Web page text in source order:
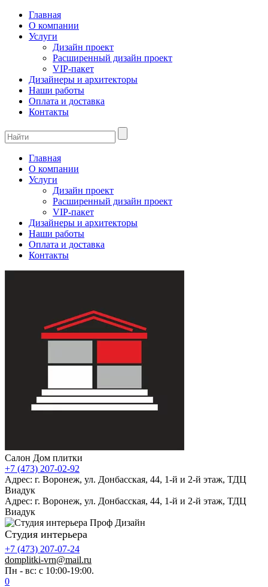
Главная
О компании
Услуги
Дизайн проект
Расширенный дизайн проект
VIP-пакет
Дизайнеры и архитекторы
Наши работы
Оплата и доставка
Контакты
Главная
О компании
Услуги
Дизайн проект
Расширенный дизайн проект
VIP-пакет
Дизайнеры и архитекторы
Наши работы
Оплата и доставка
Контакты
Салон Дом плитки
+7 (473) 207-02-92
Адрес: г. Воронеж, ул. Донбасская, 44, 1-й и 2-й этаж, ТДЦ
Виадук
Адрес: г. Воронеж, ул. Донбасская, 44, 1-й и 2-й этаж, ТДЦ
Виадук
Студия интерьера
+7 (473) 207-07-24
domplitki-vrn@mail.ru
Пн - вс: с 10:00-19:00.
0